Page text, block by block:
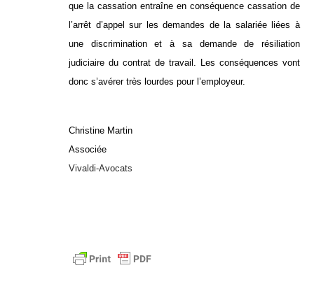
que la cassation entraîne en conséquence cassation de
l’arrêt d’appel sur les demandes de la salariée liées à
une discrimination et à sa demande de résiliation
judiciaire du contrat de travail. Les conséquences vont
donc s’avérer très lourdes pour l’employeur.
Christine Martin
Associée
Vivaldi-Avocats